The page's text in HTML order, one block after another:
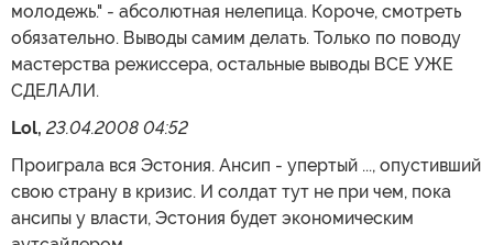
молодежь." - абсолютная нелепица. Короче, смотреть
обязательно. Выводы самим делать. Только по поводу
мастерства режиссера, остальные выводы ВСЕ УЖЕ
СДЕЛАЛИ.
Lol, 23.04.2008 04:52
Проиграла вся Эстония. Ансип - упертый ..., опустивший
свою страну в кризис. И солдат тут не при чем, пока
ансипы у власти, Эстония будет экономическим